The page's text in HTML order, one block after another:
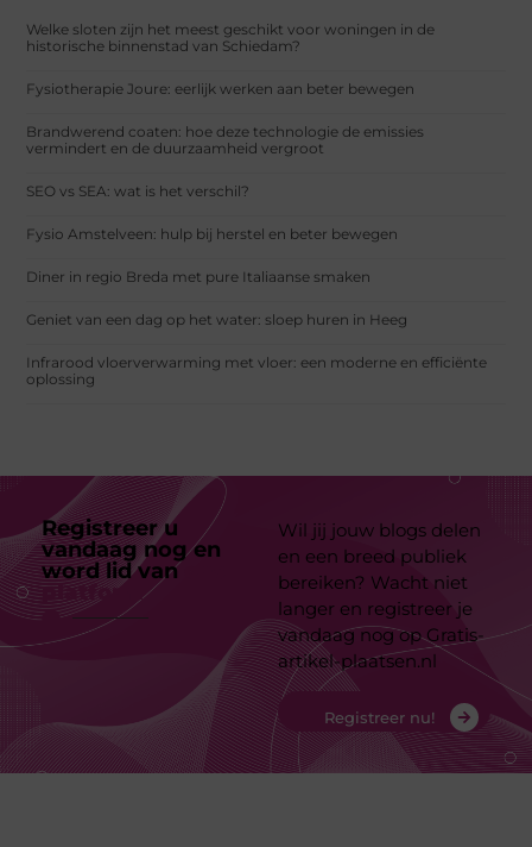
Welke sloten zijn het meest geschikt voor woningen in de
historische binnenstad van Schiedam?
Fysiotherapie Joure: eerlijk werken aan beter bewegen
Brandwerend coaten: hoe deze technologie de emissies
vermindert en de duurzaamheid vergroot
SEO vs SEA: wat is het verschil?
Fysio Amstelveen: hulp bij herstel en beter bewegen
Diner in regio Breda met pure Italiaanse smaken
Geniet van een dag op het water: sloep huren in Heeg
Infrarood vloerverwarming met vloer: een moderne en efficiënte
oplossing
Registreer u
vandaag nog en
word lid van
platform
Wil jij jouw blogs delen
en een breed publiek
bereiken? Wacht niet
langer en registreer je
vandaag nog op Gratis-
artikel-plaatsen.nl
Registreer nu!